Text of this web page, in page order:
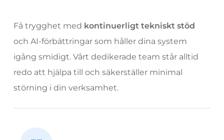
Få trygghet med kontinuerligt tekniskt stöd
och AI-förbättringar som håller dina system
igång smidigt. Vårt dedikerade team står alltid
redo att hjälpa till och säkerställer minimal
störning i din verksamhet.